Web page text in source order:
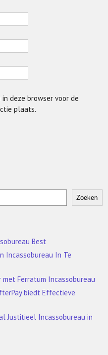
deze browser voor de
plaats.
Zoeken
Best
Incassobureau In Te
Ferratum Incassobureau
biedt Effectieve
Justitieel Incassobureau in